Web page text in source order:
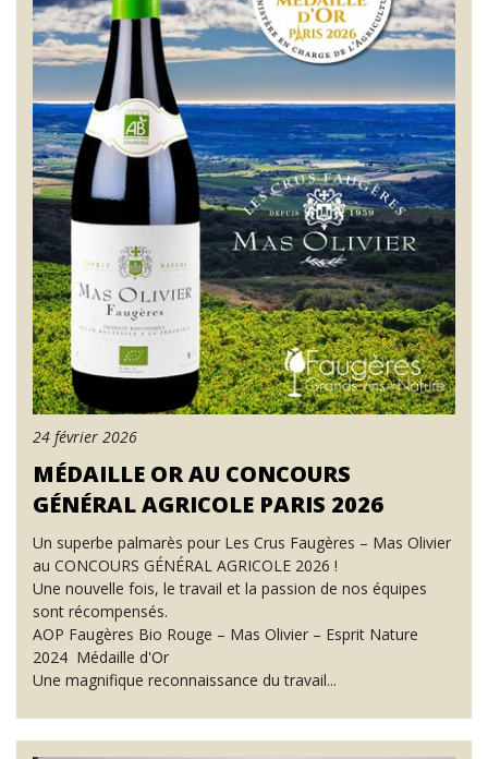
24 février 2026
MÉDAILLE OR AU CONCOURS
GÉNÉRAL AGRICOLE PARIS 2026
Un superbe palmarès pour Les Crus Faugères – Mas Olivier
au CONCOURS GÉNÉRAL AGRICOLE 2026 !
Une nouvelle fois, le travail et la passion de nos équipes
sont récompensés.
AOP Faugères Bio Rouge – Mas Olivier – Esprit Nature
2024 Médaille d'Or
Une magnifique reconnaissance du travail...